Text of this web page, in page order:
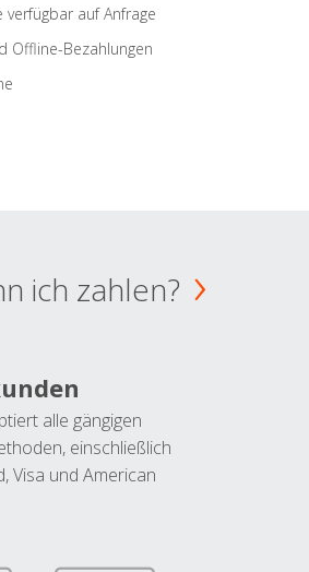
verfügbar auf Anfrage
Offline-Bezahlungen
ich zahlen?
alle gängigen
einschließlich
Visa und American